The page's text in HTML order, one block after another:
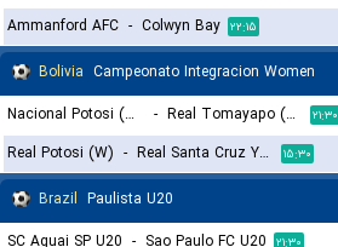
Ammanford AFC - Colwyn Bay ۲۲:۱۵
Bolivia Campeonato Integracion Women
Nacional Potosi (W) - Real Tomayapo (W) ۲۱:۳۰
Real Potosi (W) - Real Santa Cruz Yacuiba (W) ۱۵:۳۰
Brazil Paulista U20
SC Aguai SP U20 - Sao Paulo FC U20 ۲۱:۳۰